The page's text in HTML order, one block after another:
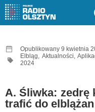
Opublikowany 9 kwietnia
Elbląg, Aktualności,
2024
A. Śliwka: zedrę
trafić do